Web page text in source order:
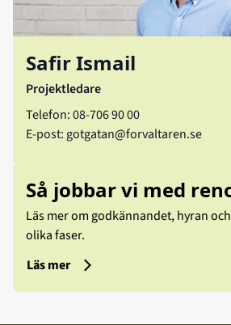
Så jobbar vi med
Läs mer om godkännandet, hyran
olika faser.
Läs mer
Safir Ismail
Projektledare
Telefon: 08-706 90 00
E-post: gotgatan@forvaltaren.se